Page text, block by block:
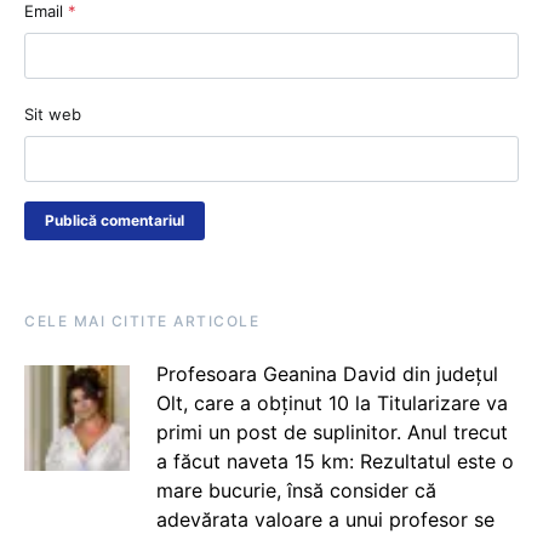
Email *
Sit web
CELE MAI CITITE ARTICOLE
Profesoara Geanina David din județul
Olt, care a obținut 10 la Titularizare va
primi un post de suplinitor. Anul trecut
a făcut naveta 15 km: Rezultatul este o
mare bucurie, însă consider că
adevărata valoare a unui profesor se